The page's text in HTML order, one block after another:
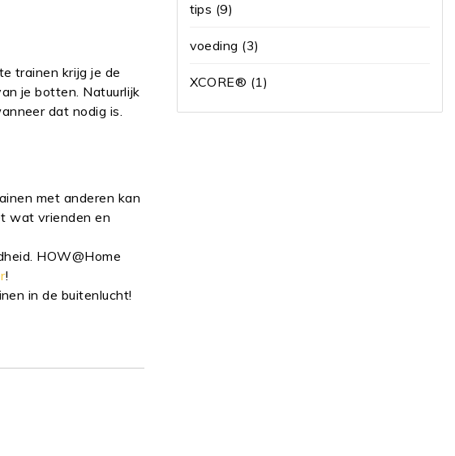
trainen krijg je de
je botten. Natuurlijk
dat nodig is.
met anderen kan
wat vrienden en
HOW@Home
!
in de buitenlucht!
tips (9)
voeding (3)
XCORE® (1)